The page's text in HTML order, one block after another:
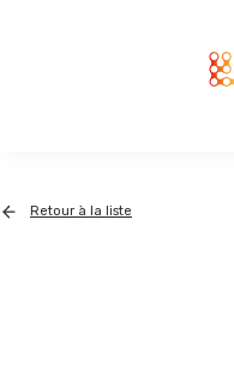
Retour à la liste